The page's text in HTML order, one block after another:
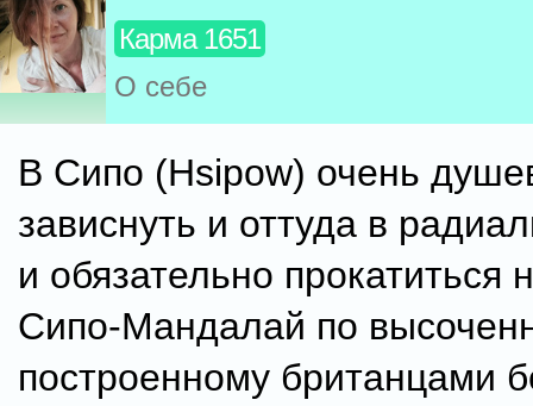
Карма 1651
О себе
В Сипо (Hsipow) очень
зависнуть и оттуда в
и обязательно прокатиться
Сипо-Мандалай по
построенному британцами